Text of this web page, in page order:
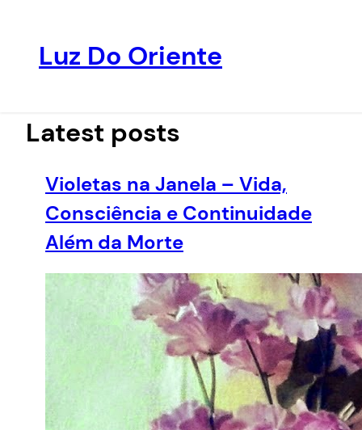
conteúdo
Luz Do Oriente
Latest posts
Violetas na Janela – Vida,
Consciência e Continuidade
Além da Morte